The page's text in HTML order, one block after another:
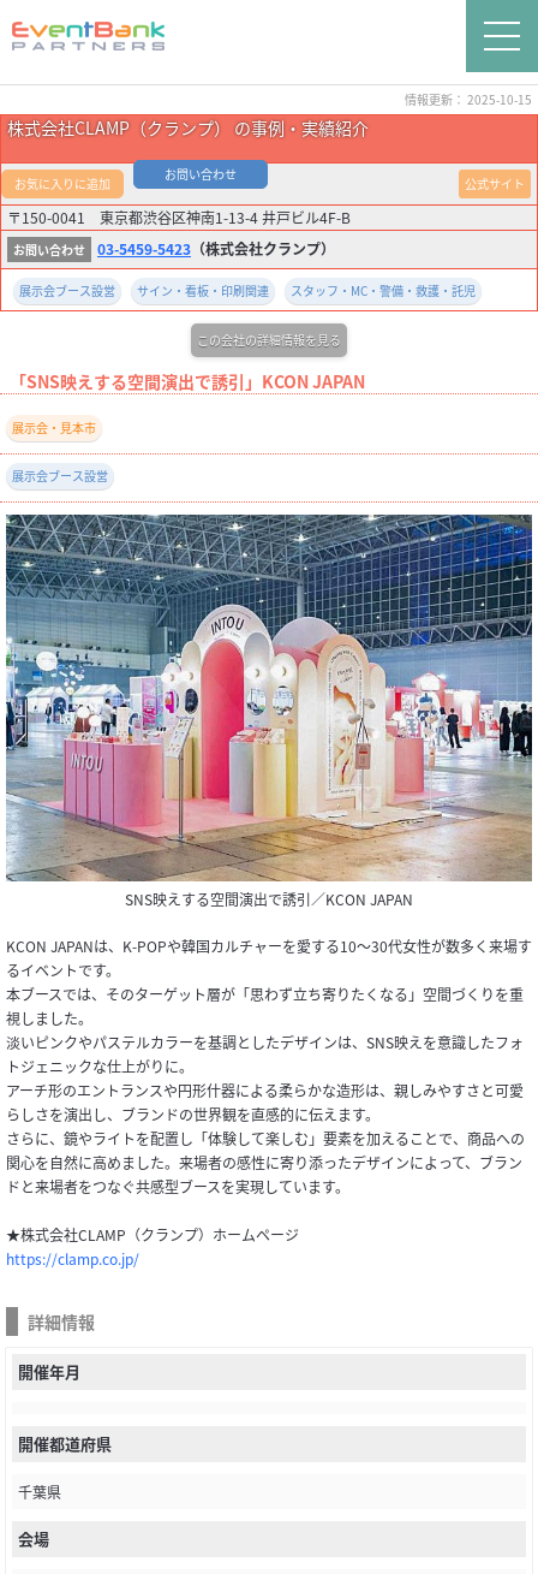
情報更新： 2025-10-15
株式会社CLAMP（クランプ） の事例・実績紹介
お気に入りに追加
〒150-0041 東京都渋谷区神南1-13-4 井戸ビル4F-B
03-5459-5423 （株式会社クランプ）
公式サイト
お問い合わせ
展示会ブース設営 サイン・看板・印刷関連 スタッフ・MC・警備・救護・託児
この会社の詳細情報を見る
「SNS映えする空間演出で誘引」KCON JAPAN
展示会・見本市
展示会ブース設営
SNS映えする空間演出で誘引／KCON JAPAN
KCON JAPANは、K-POPや韓国カルチャーを愛する10〜30代女性が数多く来場す
るイベントです。
本ブースでは、そのターゲット層が「思わず立ち寄りたくなる」空間づくりを重
視しました。
淡いピンクやパステルカラーを基調としたデザインは、SNS映えを意識したフォ
トジェニックな仕上がりに。
アーチ形のエントランスや円形什器による柔らかな造形は、親しみやすさと可愛
らしさを演出し、ブランドの世界観を直感的に伝えます。
さらに、鏡やライトを配置し「体験して楽しむ」要素を加えることで、商品への
関心を自然に高めました。来場者の感性に寄り添ったデザインによって、ブラン
ドと来場者をつなぐ共感型ブースを実現しています。
★株式会社CLAMP（クランプ）ホームページ
https://clamp.co.jp/
詳細情報
開催年月
開催都道府県
千葉県
会場